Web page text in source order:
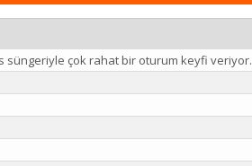
süngeriyle çok rahat bir oturum keyfi veriyor.